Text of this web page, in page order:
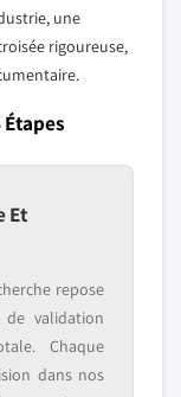
une
rigoureuse,
Et
repose
validation
Chaque
dans nos